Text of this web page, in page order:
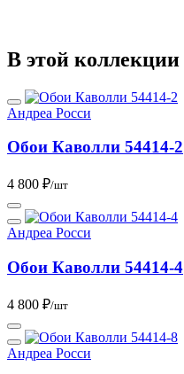
В этой коллекции
Андреа Росси
Обои Каволли 54414-2
4 800 ₽/шт
Андреа Росси
Обои Каволли 54414-4
4 800 ₽/шт
Андреа Росси